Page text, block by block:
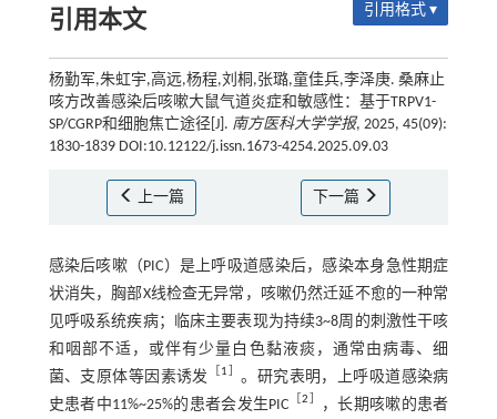
引用本文 引用格式 ▾
杨勤军,朱虹宇,高远,杨程,刘桐,张璐,童佳兵,李泽庚. 桑麻止
咳方改善感染后咳嗽大鼠气道炎症和敏感性：基于TRPV1-
SP/CGRP和细胞焦亡途径[J]. 南方医科大学学报, 2025, 45(09):
1830-1839 DOI:10.12122/j.issn.1673-4254.2025.09.03
上一篇 下一篇
感染后咳嗽（PIC）是上呼吸道感染后，感染本身急性期症
状消失，胸部X线检查无异常，咳嗽仍然迁延不愈的一种常
见呼吸系统疾病；临床主要表现为持续3~8周的刺激性干咳
和咽部不适，或伴有少量白色黏液痰，通常由病毒、细
菌、支原体等因素诱发
［1］ 。研究表明，上呼吸道感染病
史患者中11%~25%的患者会发生PIC ［2］ ，长期咳嗽的患者